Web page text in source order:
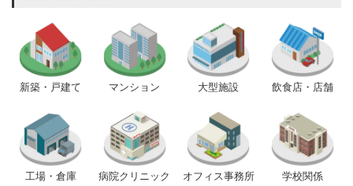
新築・戸建て マンション 大型施設 飲食店・店舗
工場・倉庫 病院クリニック オフィス事務所 学校関係